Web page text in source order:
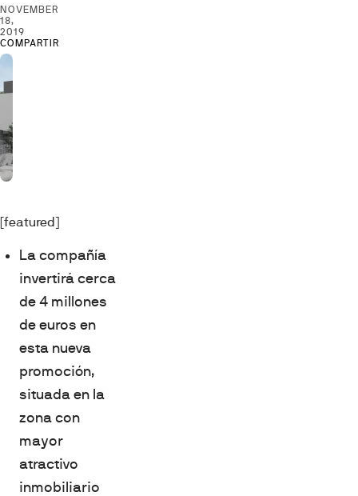
NOVEMBER
18,
2019
COMPARTIR
[featured]
La compañía
invertirá cerca
de 4 millones
de euros en
esta nueva
promoción,
situada en la
zona con
mayor
atractivo
inmobiliario